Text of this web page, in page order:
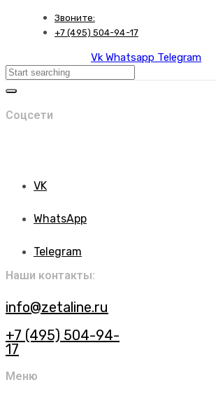
Skip
to
Звоните:
+7 (495) 504-94-17
Vk Whatsapp Telegram
Search
Соцсети
VK
WhatsApp
Telegram
Наши контакты:
info@zetaline.ru
+7 (495) 504-94-
17
Меню